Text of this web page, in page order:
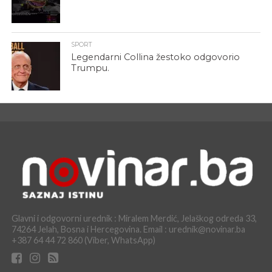
SPORT
Legendarni Collina žestoko odgovorio
Trumpu.
Glavni i odgovorni urednik : Miralem Merdić, Jelaškog odreda 33,
74264 Jelah, Bosna i Hercegovina. Email : urednik@novinar.ba
+387 64 44 72 860 (Viber, WhatsApp)